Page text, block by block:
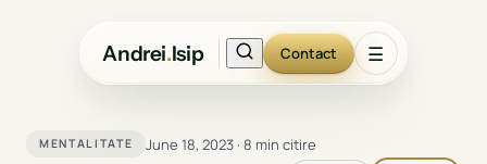
Andrei.Isip Contact ☰
MENTALITATE June 18, 2023 ·8 min citire